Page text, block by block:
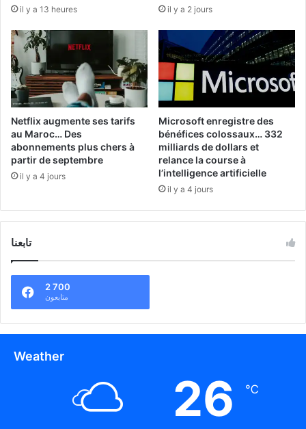
il y a 13 heures il y a 2 jours
Netflix augmente ses tarifs
au Maroc… Des
abonnements plus chers à
partir de septembre
il y a 4 jours
Microsoft enregistre des
bénéfices colossaux… 332
milliards de dollars et
relance la course à
l’intelligence artificielle
il y a 4 jours
تابعنا
2 700
متابعون
Weather
26 ℃